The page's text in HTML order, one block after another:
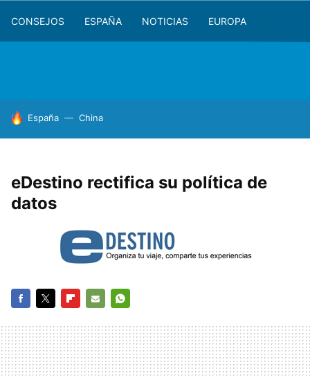
CONSEJOS ESPAÑA NOTICIAS EUROPA
HOY SE HABLA DE
España China
eDestino rectifica su política de
datos
MAIL